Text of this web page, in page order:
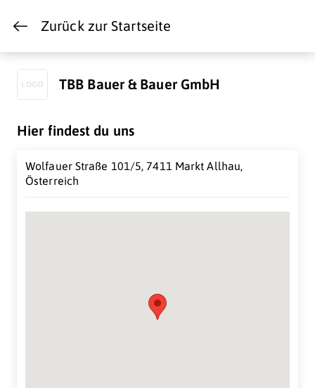
Zurück zur Startseite
TBB Bauer & Bauer GmbH
Hier findest du uns
Wolfauer Straße 101/5, 7411 Markt Allhau,
Österreich